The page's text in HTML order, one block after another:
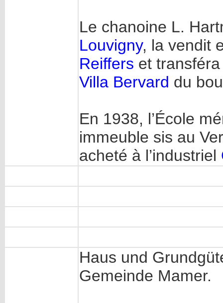
Le chanoine L.
Louvigny, la vendit
Reiffers et transféra
Villa Bervard du
En 1938, l’École
immeuble sis au
acheté à l’industriel
Haus und
Gemeinde Mamer.